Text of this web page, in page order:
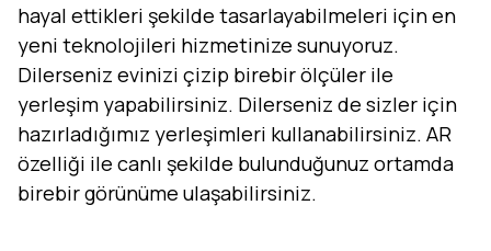
hayal ettikleri şekilde tasarlayabilmeleri için en
yeni teknolojileri hizmetinize sunuyoruz.
Dilerseniz evinizi çizip birebir ölçüler ile
yerleşim yapabilirsiniz. Dilerseniz de sizler için
hazırladığımız yerleşimleri kullanabilirsiniz. AR
özelliği ile canlı şekilde bulunduğunuz ortamda
birebir görünüme ulaşabilirsiniz.